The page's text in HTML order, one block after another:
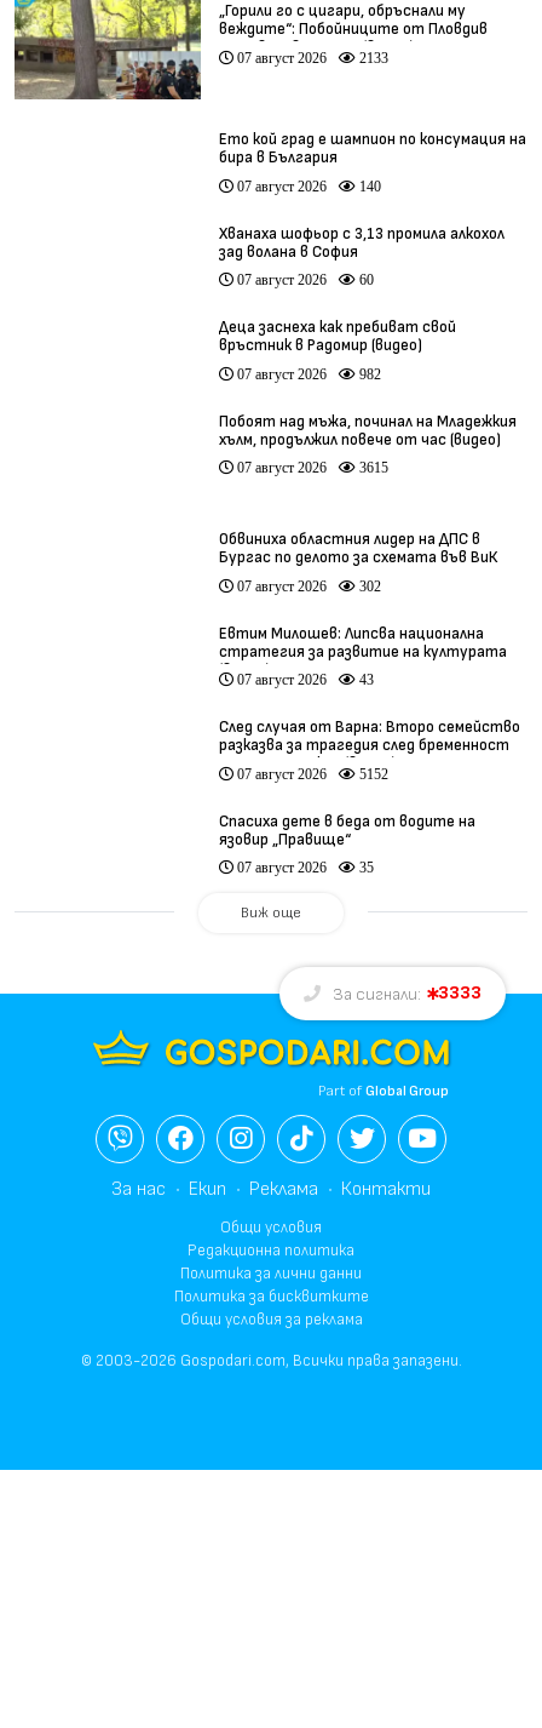
„Горили го с цигари, обръснали му
веждите“: Побойниците от Пловдив
остават в ареста (видео)
07 август 2026 2133
Ето кой град е шампион по консумация на
бира в България
07 август 2026 140
Хванаха шофьор с 3,13 промила алкохол
зад волана в София
07 август 2026 60
Деца заснеха как пребиват свой
връстник в Радомир (видео)
07 август 2026 982
Побоят над мъжа, починал на Младежкия
хълм, продължил повече от час (видео)
07 август 2026 3615
Обвиниха областния лидер на ДПС в
Бургас по делото за схемата във ВиК
07 август 2026 302
Евтим Милошев: Липсва национална
стратегия за развитие на културата
(видео)
07 август 2026 43
След случая от Варна: Второ семейство
разказва за трагедия след бременност
при същия лекар (видео)
07 август 2026 5152
Спасиха дете в беда от водите на
язовир „Правище“
07 август 2026 35
Виж още
За сигнали: 3333
Part ofGlobal Group
За нас Екип Реклама Контакти
Общи условия
Редакционна политика
Политика за лични данни
Политика за бисквитките
Общи условия за реклама
© 2003-2026 Gospodari.com, Всички права запазени.